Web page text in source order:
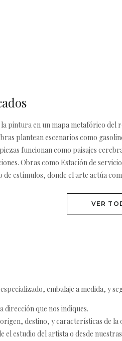
pintura en un mapa metafórico
plantean escenarios como
funcionan como paisajes
Obras como Estación de
estímulos, donde el arte actúa
VER
embalaje a medida, y
dirección que nos indiques.
destino, y características de la
el estudio del artista o desde